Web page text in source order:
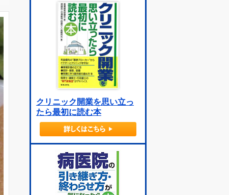
クリニック開業を思い立っ
たら最初に読む本